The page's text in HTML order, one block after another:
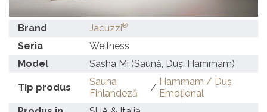
Brand Jacuzzi®
Seria
Wellness
Model
Sasha Mi (Saună, Duș, Hammam)
Tip produs
Sauna
Finlandeză
/
Hammam / Duş
Emoţional